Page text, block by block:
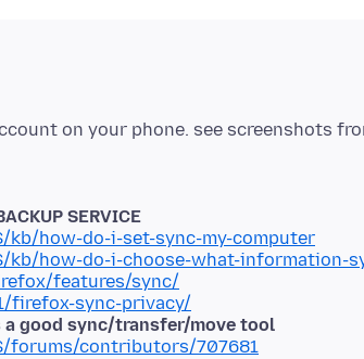
on your phone. see screenshots
SERVICE
kb/how-do-i-set-sync-my-computer
kb/how-do-i-choose-what-information-
features/sync/
firefox-sync-privacy/
good sync/transfer/move tool
forums/contributors/707681